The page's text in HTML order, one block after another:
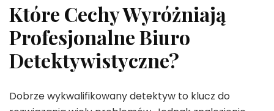
Które Cechy Wyróżniają
Profesjonalne Biuro
Detektywistyczne?
Dobrze wykwalifikowany detektyw to klucz do